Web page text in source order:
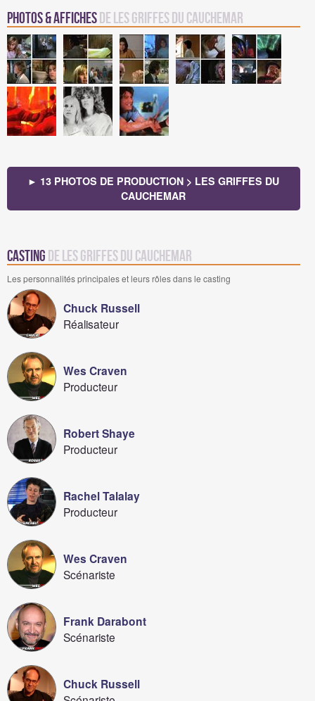
Photos & Affichesde Les griffes du cauchemar
► 13 PHOTOS DE PRODUCTION > LES GRIFFES DU
CAUCHEMAR
Casting de Les griffes du cauchemar
Les personnalités principales et leurs rôles dans le casting
Chuck Russell
Réalisateur
Wes Craven
Producteur
Robert Shaye
Producteur
Rachel Talalay
Producteur
Wes Craven
Scénariste
Frank Darabont
Scénariste
Chuck Russell